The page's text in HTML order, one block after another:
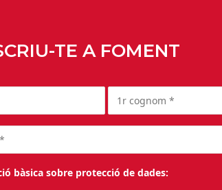
TE A FOMENT
bàsica sobre protecció de dades: